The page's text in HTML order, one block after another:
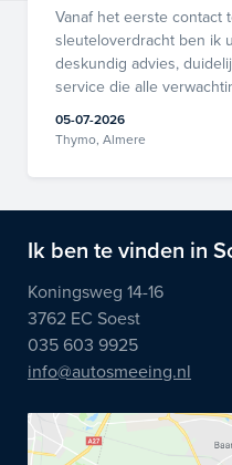
Vanaf het eerste contact
sleuteloverdracht ben ik
deskundig advies,
service die alle
05-07-2026
Thymo, Almere
Ik ben te vinden in
Koningsweg 14-16
3762 EC Soest
035 603 9925
info@autosmeeing.nl